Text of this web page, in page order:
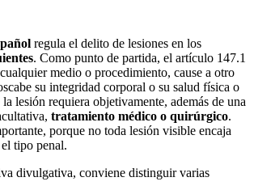
regula el delito de lesiones en los
. Como punto de partida, el artículo 147.1
medio o procedimiento, cause a otro
su integridad corporal o su salud física o
lesión requiera objetivamente, además de una
tratamiento médico o quirúrgico.
porque no toda lesión visible encaja
tipo penal.
divulgativa, conviene distinguir varias